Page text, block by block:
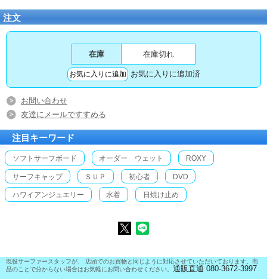
注文
在庫 在庫切れ
お気に入りに追加済
お問い合わせ
友達にメールですすめる
注目キーワード
ソフトサーフボード オーダー ウェット ROXY
サーフキャップ ＳＵＰ 初心者 DVD
ハワイアンジュエリー 水着 日焼け止め
現役サーファースタッフが、 店頭でのお買物と同じように対応させていただいております。商
品のことで分からない場合はお気軽にお問い合わせください。 通販直通 080-3672-3997